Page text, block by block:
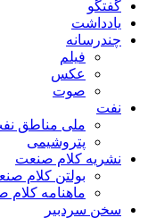
گفتگو
یادداشت
چندرسانه
فیلم
عکس
صوت
نفت
ملی مناطق
پتروشیمی
نشریه کلام صنعت
بولتن کلام
ماهنامه کلام
سخن سردبیر